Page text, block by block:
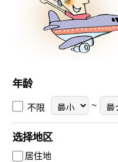
年龄
不限 ~
选择地区
居住地